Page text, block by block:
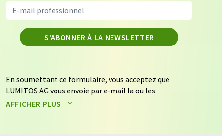
S'ABONNER À LA NEWSLETTER
En soumettant ce formulaire, vous acceptez que
LUMITOS AG vous envoie par e-mail la ou les
newsletters sélectionnées ci-dessus. Vos données ne
AFFICHER PLUS